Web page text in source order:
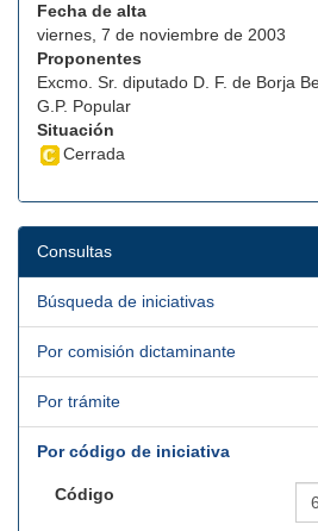
Fecha de alta
viernes, 7 de noviembre de 2003
Proponentes
Excmo. Sr. diputado D. F. de Borja
G.P. Popular
Situación
Cerrada
Consultas
Búsqueda de iniciativas
Por comisión dictaminante
Por trámite
Por código de iniciativa
Código